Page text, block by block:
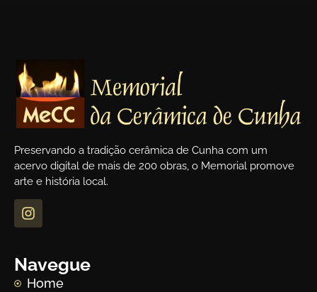
Preservando a tradição cerâmica de Cunha com um
acervo digital de mais de 200 obras, o Memorial promove
arte e história local.
Navegue
Home